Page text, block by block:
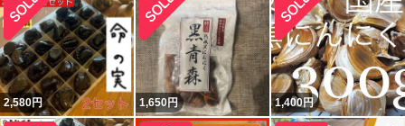
2,580円 1,650円 1,400円